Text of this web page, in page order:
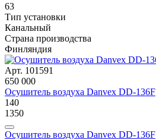
63
Тип установки
Канальный
Страна производства
Финляндия
Арт. 101591
650 000
Осушитель воздуха Danvex DD-136F
140
1350
Осушитель воздуха Danvex DD-136F